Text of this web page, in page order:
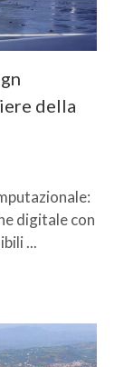
della
digitale con
...